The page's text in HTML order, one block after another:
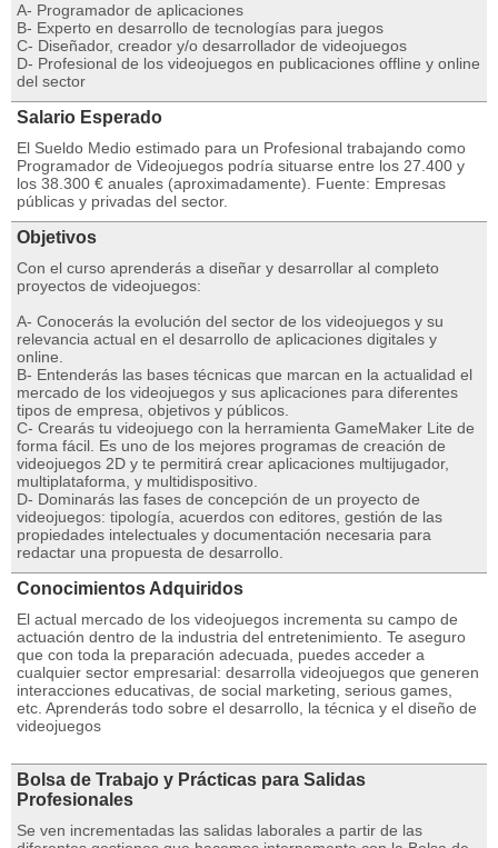
A- Programador de aplicaciones
B- Experto en desarrollo de tecnologías para juegos
C- Diseñador, creador y/o desarrollador de videojuegos
D- Profesional de los videojuegos en publicaciones offline y online
del sector
Salario Esperado
El Sueldo Medio estimado para un Profesional trabajando como
Programador de Videojuegos podría situarse entre los 27.400 y
los 38.300 € anuales (aproximadamente). Fuente: Empresas
públicas y privadas del sector.
Objetivos
Con el curso aprenderás a diseñar y desarrollar al completo
proyectos de videojuegos:
A- Conocerás la evolución del sector de los videojuegos y su
relevancia actual en el desarrollo de aplicaciones digitales y
online.
B- Entenderás las bases técnicas que marcan en la actualidad el
mercado de los videojuegos y sus aplicaciones para diferentes
tipos de empresa, objetivos y públicos.
C- Crearás tu videojuego con la herramienta GameMaker Lite de
forma fácil. Es uno de los mejores programas de creación de
videojuegos 2D y te permitirá crear aplicaciones multijugador,
multiplataforma, y multidispositivo.
D- Dominarás las fases de concepción de un proyecto de
videojuegos: tipología, acuerdos con editores, gestión de las
propiedades intelectuales y documentación necesaria para
redactar una propuesta de desarrollo.
Conocimientos Adquiridos
El actual mercado de los videojuegos incrementa su campo de
actuación dentro de la industria del entretenimiento. Te aseguro
que con toda la preparación adecuada, puedes acceder a
cualquier sector empresarial: desarrolla videojuegos que generen
interacciones educativas, de social marketing, serious games,
etc. Aprenderás todo sobre el desarrollo, la técnica y el diseño de
videojuegos
Bolsa de Trabajo y Prácticas para Salidas
Profesionales
Se ven incrementadas las salidas laborales a partir de las